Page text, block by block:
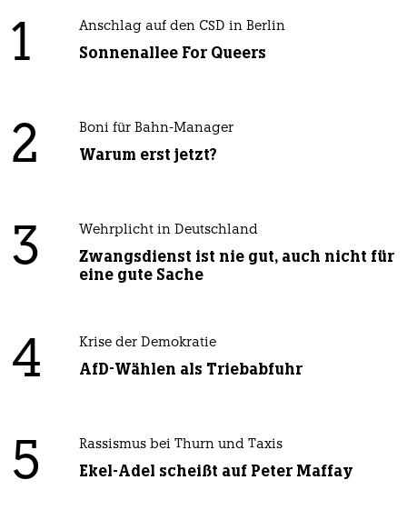
1 Anschlag auf den CSD in Berlin
Sonnenallee For Queers
2 Boni für Bahn-Manager
Warum erst jetzt?
3 Wehrplicht in Deutschland
Zwangsdienst ist nie gut, auch nicht für
eine gute Sache
4 Krise der Demokratie
AfD-Wählen als Triebabfuhr
5 Rassismus bei Thurn und Taxis
Ekel-Adel scheißt auf Peter Maffay